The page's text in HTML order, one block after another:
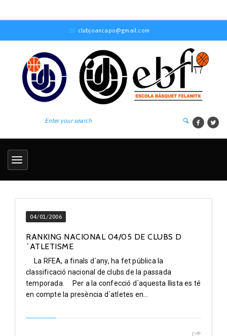
clubjoancapo@gmail.com
04/01/2006
RANKING NACIONAL 04/05 DE CLUBS D
´ATLETISME
La RFEA, a finals d´any, ha fet pública la
classificació nacional de clubs de la passada
temporada. Per a la confecció d´aquesta llista es té
en compte la presència d´atletes en...